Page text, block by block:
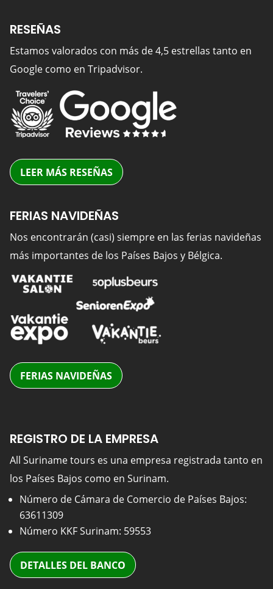
RESEÑAS
Estamos valorados con más de 4,5 estrellas tanto en
Google como en Tripadvisor.
LEER MÁS RESEÑAS
FERIAS NAVIDEÑAS
Nos encontrarán (casi) siempre en las ferias navideñas
más importantes de los Países Bajos y Bélgica.
FERIAS NAVIDEÑAS
REGISTRO DE LA EMPRESA
All Suriname tours es una empresa registrada tanto en
los Países Bajos como en Surinam.
Número de Cámara de Comercio de Países Bajos:
63611309
Número KKF Surinam: 59553
DETALLES DEL BANCO